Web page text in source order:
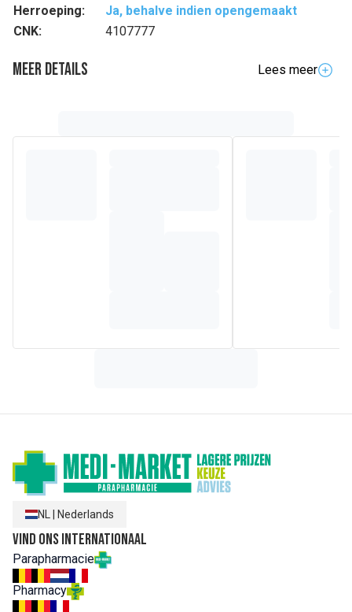
Herroeping:
Ja, behalve indien opengemaakt
CNK:
4107777
Meer details
Lees meer
conditioner voor comfortabel en gemakkelijk haar wassen
NL Nederlands
Vind ons internationaal
Parapharmacie
Pharmacy